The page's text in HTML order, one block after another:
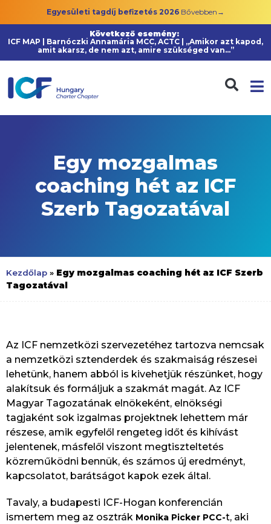
Egyesületi tagdíj befizetés 2026 Bővebben→
Következő esemény:
ICF MAP | Barnóczki Annamária MCC, ACTC | „Amikor azt kapod,
amit akarsz, de nem azt, amire szükséged van…”
Egy mozgalmas
coaching hét az ICF
Szerb Tagozatával
Kezdőlap » Egy mozgalmas coaching hét az ICF Szerb
Tagozatával
Az ICF nemzetközi szervezetéhez tartozva nemcsak
a nemzetközi sztenderdek és szakmaiság részesei
lehetünk, hanem abból is kivehetjük részünket, hogy
alakítsuk és formáljuk a szakmát magát. Az ICF
Magyar Tagozatának elnökeként, elnökségi
tagjaként sok izgalmas projektnek lehettem már
részese, amik egyfelől rengeteg időt és kihívást
jelentenek, másfelől viszont megtiszteltetés
közreműködni bennük, és számos új eredményt,
kapcsolatot, barátságot kapok ezek által.
Tavaly, a budapesti ICF-Hogan konferencián
ismertem meg az osztrák Monika Picker PCC-t, aki